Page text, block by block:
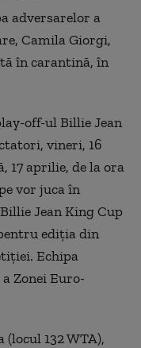
adversarelor a
Camila Giorgi,
în carantină, în
off-ul Billie Jean
vineri, 16
17 aprilie, de la ora
vor juca în
Jean King Cup
ediția din
Echipa
Zonei Euro-
(locul 132 WTA),